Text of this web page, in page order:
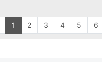
1 2 3 4 5 6